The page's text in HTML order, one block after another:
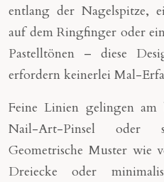
entlang der Nagelspitze,
auf dem Ringfinger oder
Pastelltönen – diese
erfordern keinerlei Mal-
Feine Linien gelingen am
Nail-Art-Pinsel oder
Geometrische Muster wie
Dreiecke oder